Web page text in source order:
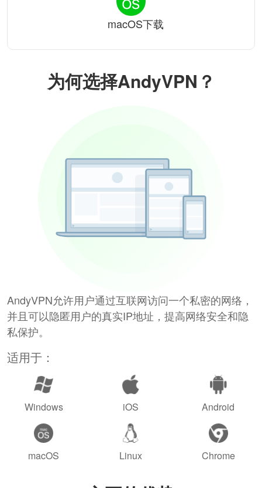
为何选择AndyVPN？
AndyVPN允许用户通过互联网访问一个私密的网络，
并且可以隐匿用户的真实IP地址，提高网络安全和隐
私保护。
适用于：
Windows iOS Android
macOS Linux Chrome
macOS下载